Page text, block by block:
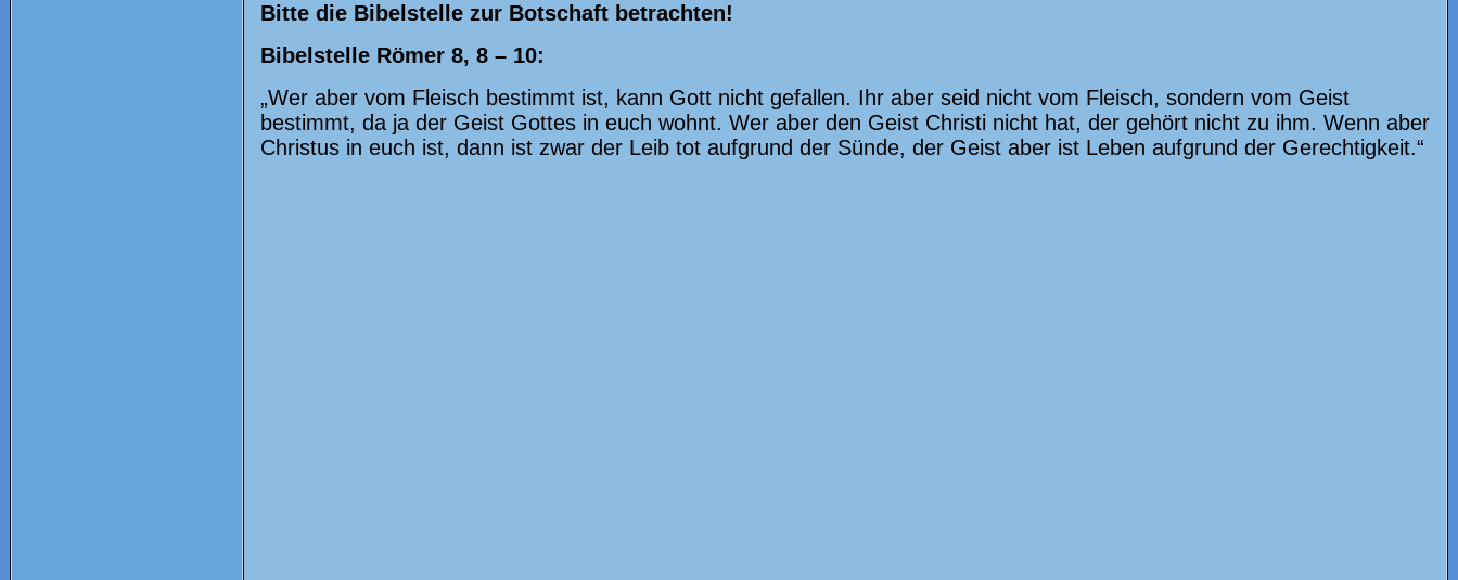
Bitte die Bibelstelle zur Botschaft betrachten!
Bibelstelle Römer 8, 8 – 10:
„Wer aber vom Fleisch bestimmt ist, kann Gott nicht gefallen. Ihr aber seid nicht vom Fleisch, sondern vom Geist
bestimmt, da ja der Geist Gottes in euch wohnt. Wer aber den Geist Christi nicht hat, der gehört nicht zu ihm. Wenn aber
Christus in euch ist, dann ist zwar der Leib tot aufgrund der Sünde, der Geist aber ist Leben aufgrund der Gerechtigkeit.“